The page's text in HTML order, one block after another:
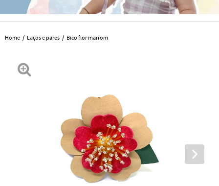
Home Laços e pares Bico flor marrom